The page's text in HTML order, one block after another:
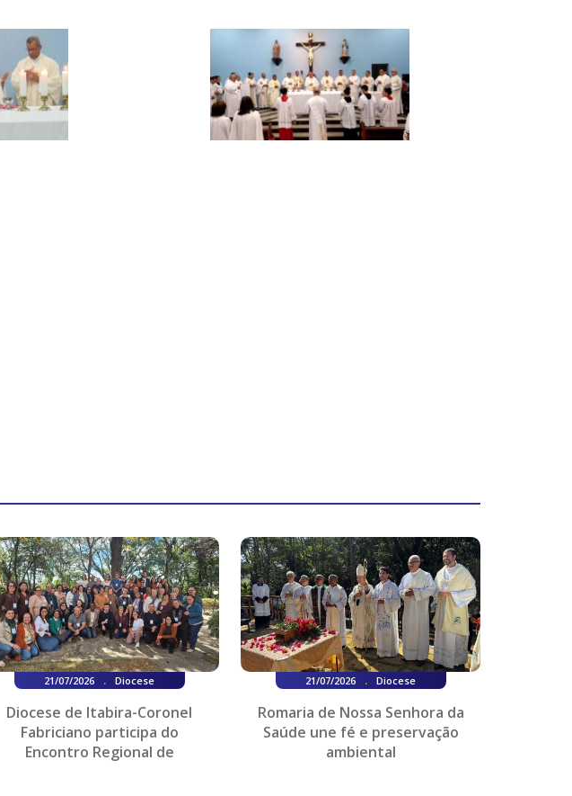
21/07/2026 . Diocese
Diocese de Itabira-Coronel
Fabriciano participa do
Encontro Regional de
21/07/2026 . Diocese
Romaria de Nossa Senhora da
Saúde une fé e preservação
ambiental